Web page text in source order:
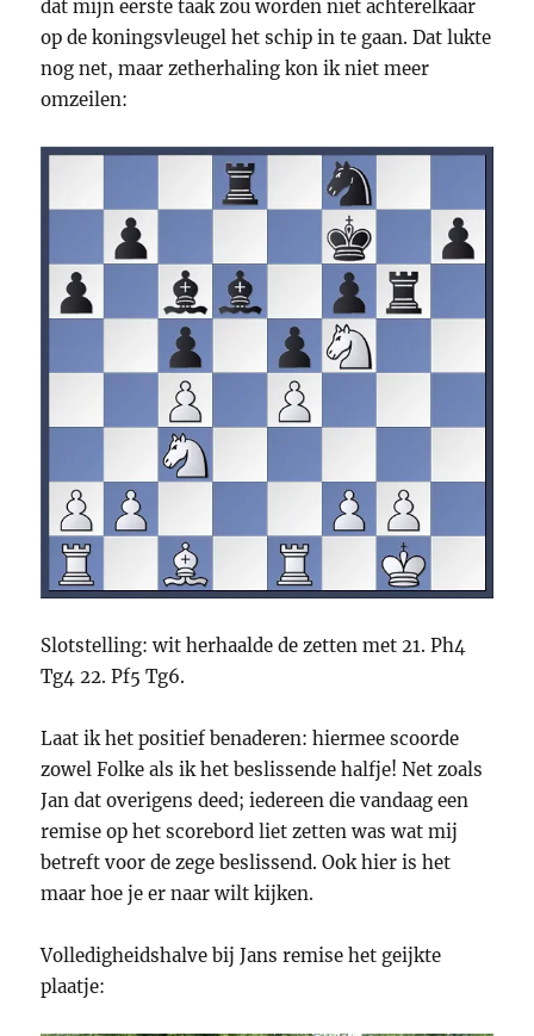
dat mijn eerste taak zou worden niet achterelkaar
op de koningsvleugel het schip in te gaan. Dat lukte
nog net, maar zetherhaling kon ik niet meer
omzeilen:
Slotstelling: wit herhaalde de zetten met 21. Ph4
Tg4 22. Pf5 Tg6.
Laat ik het positief benaderen: hiermee scoorde
zowel Folke als ik het beslissende halfje! Net zoals
Jan dat overigens deed; iedereen die vandaag een
remise op het scorebord liet zetten was wat mij
betreft voor de zege beslissend. Ook hier is het
maar hoe je er naar wilt kijken.
Volledigheidshalve bij Jans remise het geijkte
plaatje: